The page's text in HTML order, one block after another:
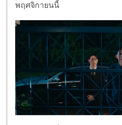
พฤศจิกายนนี้